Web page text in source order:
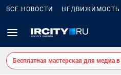
ВСЕ НОВОСТИ НЕДВИЖИМОСТЬ
Бесплатная мастерская для медиа